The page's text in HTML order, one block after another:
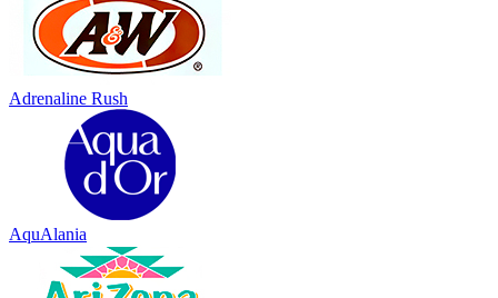
Adrenaline Rush
AquAlania